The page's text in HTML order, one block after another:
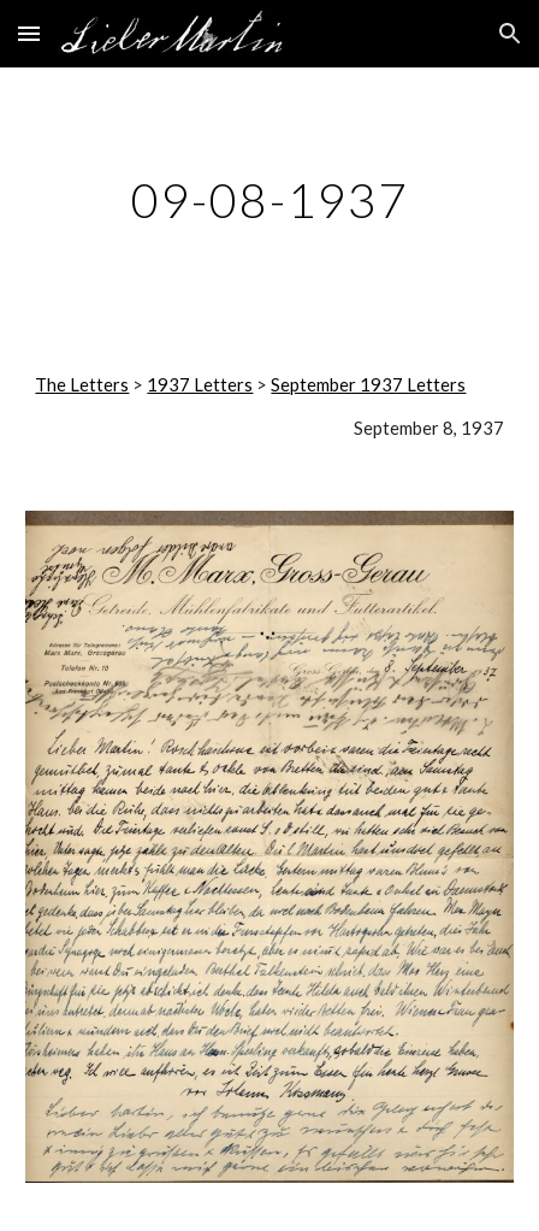
Skip to main content Skip to navigation
09-08-1937
The Letters > 1937 Letters > September 1937 Letters
September 8, 1937